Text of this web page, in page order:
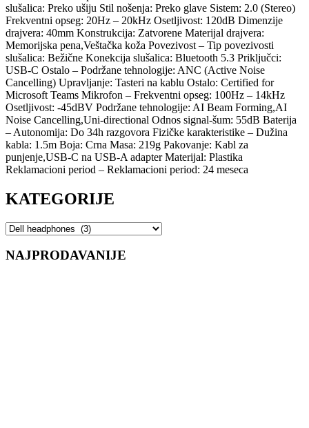
slušalica: Preko ušiju Stil nošenja: Preko glave Sistem: 2.0 (Stereo)
Frekventni opseg: 20Hz – 20kHz Osetljivost: 120dB Dimenzije
drajvera: 40mm Konstrukcija: Zatvorene Materijal drajvera:
Memorijska pena,Veštačka koža Povezivost – Tip povezivosti
slušalica: Bežične Konekcija slušalica: Bluetooth 5.3 Priključci:
USB-C Ostalo – Podržane tehnologije: ANC (Active Noise
Cancelling) Upravljanje: Tasteri na kablu Ostalo: Certified for
Microsoft Teams Mikrofon – Frekventni opseg: 100Hz – 14kHz
Osetljivost: -45dBV Podržane tehnologije: AI Beam Forming,AI
Noise Cancelling,Uni-directional Odnos signal-šum: 55dB Baterija
– Autonomija: Do 34h razgovora Fizičke karakteristike – Dužina
kabla: 1.5m Boja: Crna Masa: 219g Pakovanje: Kabl za
punjenje,USB-C na USB-A adapter Materijal: Plastika
Reklamacioni period – Reklamacioni period: 24 meseca
KATEGORIJE
NAJPRODAVANIJE